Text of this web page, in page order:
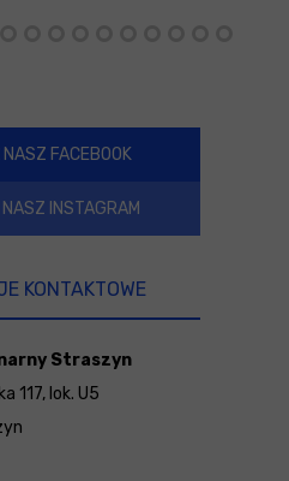
NASZ FACEBOOK
NASZ INSTAGRAM
KONTAKTOWE
Straszyn
117, lok. U5